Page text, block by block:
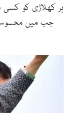
ہر کھلاڑی کو کسی
جب میں محسوس